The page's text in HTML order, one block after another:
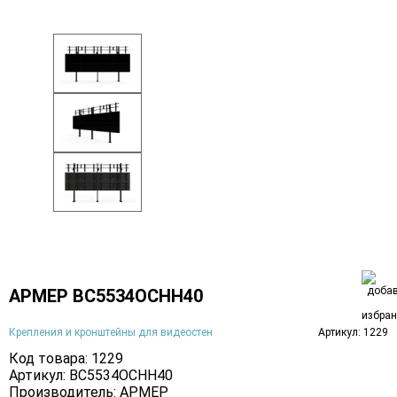
АРМЕР ВС5534ОСНН40
Крепления и кронштейны для видеостен Артикул: 1229
Код товара: 1229
Артикул: ВС5534ОСНН40
Производитель: АРМЕР